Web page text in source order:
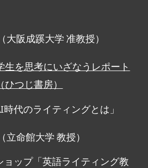
大阪成蹊大学 准教授）
生を思考にいざなうレポート
ひつじ書房）
代のライティングとは」
（立命館大学 教授）
ョップ「英語ライティング教